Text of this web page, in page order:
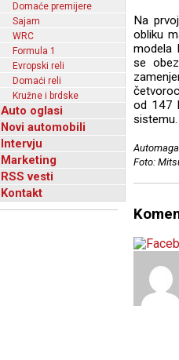
Domaće premijere
Sajam
WRC
Formula 1
Evropski reli
Domaći reli
Kružne i brdske
Auto oglasi
Novi automobili
Intervju
Marketing
RSS vesti
Kontakt
Na
obliku
modela
se
od 147
Foto: